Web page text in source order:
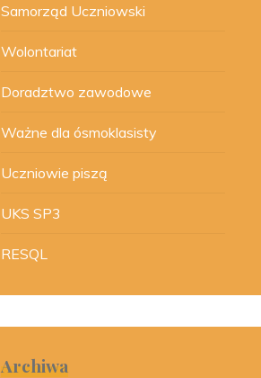
Samorząd Uczniowski
Wolontariat
Doradztwo zawodowe
Ważne dla ósmoklasisty
Uczniowie piszą
UKS SP3
RESQL
Archiwa